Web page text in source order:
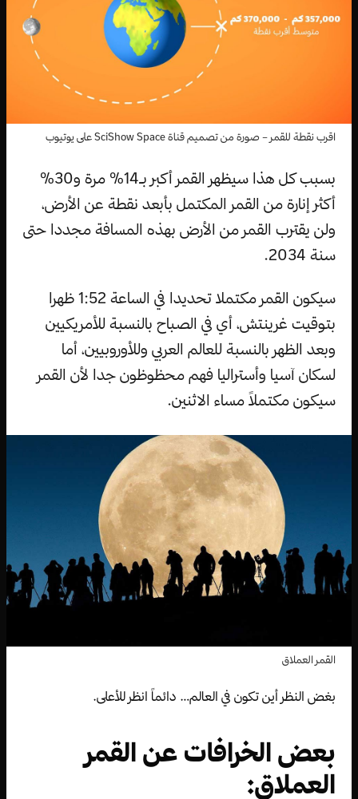
اقرب نقطة للقمر – صورة من تصميم قناة SciShow Space على يوتيوب
بسبب كل هذا سيظهر القمر أكبر بـ14% مرة و30%
أكثر إنارة من القمر المكتمل بأبعد نقطة عن الأرض،
ولن يقترب القمر من الأرض بهذه المسافة مجددا حتى
سنة 2034.
سيكون القمر مكتملا تحديدا في الساعة 1:52 ظهرا
بتوقيت غرينتش، أي في الصباح بالنسبة للأمريكيين
وبعد الظهر بالنسبة للعالم العربي وللأوروبيين، أما
لسكان آسيا وأستراليا فهم محظوظون جدا لأن القمر
سيكون مكتملاً مساء الاثنين.
القمر العملاق
بغض النظر أين تكون في العالم… دائماً انظر للأعلى.
بعض الخرافات عن القمر
العملاق: